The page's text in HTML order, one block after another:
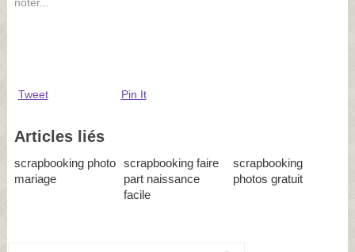
noter...
Tweet Pin It
Articles liés
scrapbooking photo
mariage
scrapbooking faire
part naissance
facile
scrapbooking
photos gratuit